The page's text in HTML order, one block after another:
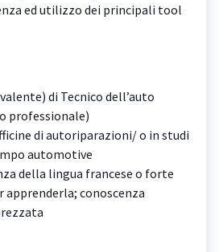
ed utilizzo dei principali tool
di Tecnico dell’auto
professionale)
di autoriparazioni/ o in studi
automotive
della lingua francese o forte
apprenderla; conoscenza